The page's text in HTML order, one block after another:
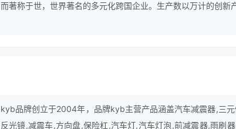
而著称于世，世界著名的多元化跨国企业。生产数以万计的创新
kyb品牌创立于2004年，品牌kyb主营产品涵盖汽车减震器,三
反光镜,减震车,方向盘,保险杠,汽车灯,汽车灯泡,前减震器,雨刷